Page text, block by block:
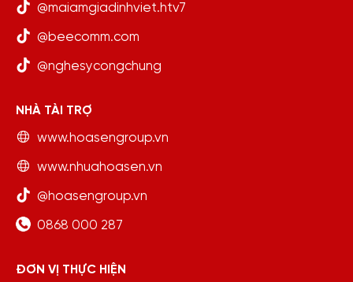
@maiamgiadinhviet.htv7
@beecomm.com
@nghesycongchung
NHÀ TÀI TRỢ
www.hoasengroup.vn
www.nhuahoasen.vn
@hoasengroup.vn
0868 000 287
ĐƠN VỊ THỰC HIỆN